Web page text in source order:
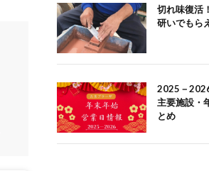
切れ味復活
研いでもら
2025－
主要施設・
とめ